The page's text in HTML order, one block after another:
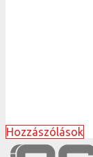
Hozzászólások